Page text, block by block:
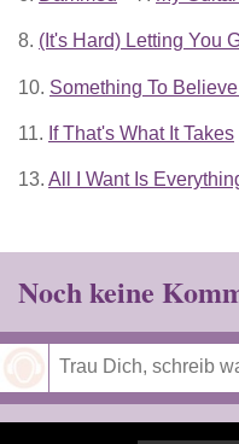
8. (It's Hard) Letting You
10. Something To
11. If That's What It Takes
13. All I Want Is
Noch keine